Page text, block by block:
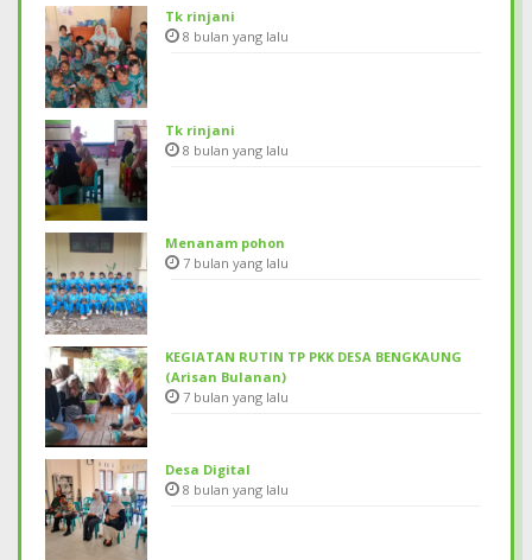
Tk rinjani
8 bulan yang lalu
Tk rinjani
8 bulan yang lalu
Menanam pohon
7 bulan yang lalu
KEGIATAN RUTIN TP PKK DESA BENGKAUNG
(Arisan Bulanan)
7 bulan yang lalu
Desa Digital
8 bulan yang lalu